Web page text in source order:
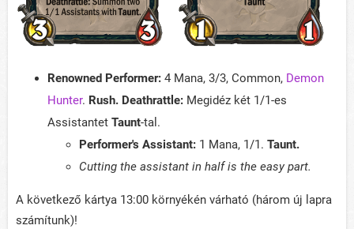
Renowned Performer: 4 Mana, 3/3, Common, Demon
Hunter. Rush. Deathrattle: Megidéz két 1/1-es
Assistantet Taunt-tal.
Performer's Assistant: 1 Mana, 1/1. Taunt.
Cutting the assistant in half is the easy part.
A következő kártya 13:00 környékén várható (három új lapra
számítunk)!